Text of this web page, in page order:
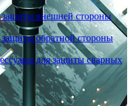
защиты внешней стороны
обратной стороны
для защиты сварных